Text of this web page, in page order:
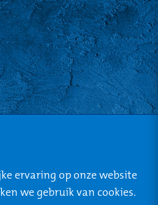
ervaring op onze website
we gebruik van cookies.